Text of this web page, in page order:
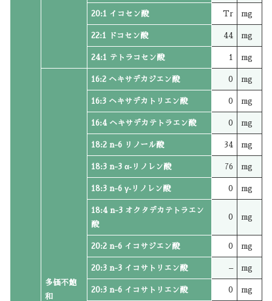
20:1 イコセン酸 Tr mg
22:1 ドコセン酸 44 mg
24:1 テトラコセン酸 1 mg
多価不飽
和
16:2 ヘキサデカジエン酸 0 mg
16:3 ヘキサデカトリエン酸 0 mg
16:4 ヘキサデカテトラエン酸 0 mg
18:2 n-6 リノール酸 34 mg
18:3 n-3 α‐リノレン酸 76 mg
18:3 n-6 γ‐リノレン酸 0 mg
18:4 n-3 オクタデカテトラエン
酸
0 mg
20:2 n-6 イコサジエン酸 0 mg
20:3 n-3 イコサトリエン酸 – mg
20:3 n-6 イコサトリエン酸 0 mg